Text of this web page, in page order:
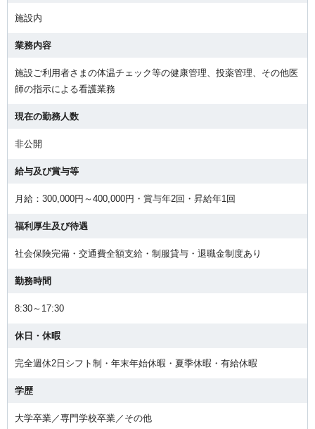
施設内
業務内容
施設ご利用者さまの体温チェック等の健康管理、投薬管理、その他医
師の指示による看護業務
現在の勤務人数
非公開
給与及び賞与等
月給：300,000円～400,000円・賞与年2回・昇給年1回
福利厚生及び待遇
社会保険完備・交通費全額支給・制服貸与・退職金制度あり
勤務時間
8:30～17:30
休日・休暇
完全週休2日シフト制・年末年始休暇・夏季休暇・有給休暇
学歴
大学卒業／専門学校卒業／その他